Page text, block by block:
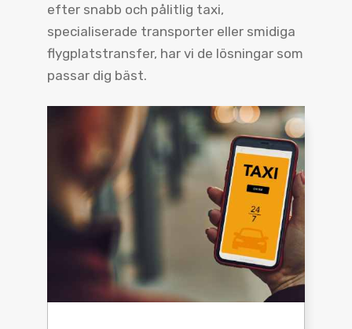
efter snabb och pålitlig taxi,
specialiserade transporter eller smidiga
flygplatstransfer, har vi de lösningar som
passar dig bäst.